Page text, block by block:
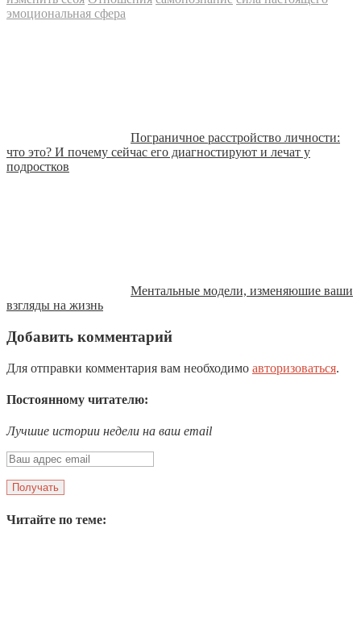
эмоциональная сфера
Пограничное расстройство личности:
что это? И почему сейчас его диагностируют и лечат у
подростков
Ментальные модели, изменяюшие ваши
взгляды на жизнь
Добавить комментарий
Для отправки комментария вам необходимо авторизоваться.
Постоянному читателю:
Лучшие истории недели на ваш email
Читайте по теме: